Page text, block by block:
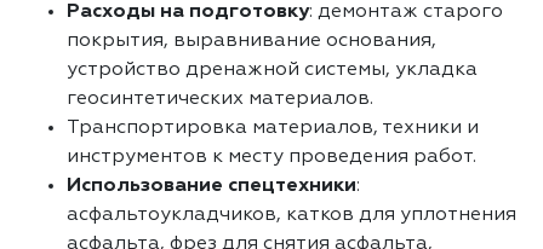
Расходы на подготовку: демонтаж старого
покрытия, выравнивание основания,
устройство дренажной системы, укладка
геосинтетических материалов.
Транспортировка материалов, техники и
инструментов к месту проведения работ.
Использование спецтехники:
асфальтоукладчиков, катков для уплотнения
асфальта, фрез для снятия асфальта,